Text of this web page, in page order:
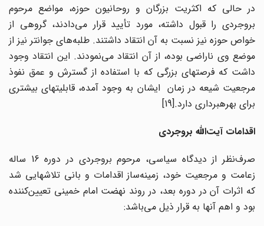
در حالی که اکثریت بزرگان و روحانیون حوزه، مواضع مرحوم
بروجردی را قبول داشته، مورد تأیید قرار می‌دادند، گروهی از
خواص حوزه نیز نسبت به آن انتقاد داشتند. طلبه‌های جوانتر نیز از
موضع وی ناراضی بوده، از آن انتقاد می‌نمودند. این انتقاد وجود
داشت که فرصتهای بزرگی که با استفاده از گسترش و عمق نفوذ
مرجعیت شیعه در زمان ایشان به وجود آمده، قابلیتهای بیشتری
برای بهره‎برداری دارد.[19]
اقدامات آیت‌الله بروجردی
صرف‌نظر از دیدگاه سیاسی، مرحوم بروجردی در دوره 16 ساله
زعامت و مرجعیت خود، زمینه‌ساز اقدامات و بانی تلاشهایی شد
که اثرات آن در دوره بعد، در روند نهضت امام خمینی تعیین‌کننده
بود و اهم آنها به قرار ذیل می‌باشد: